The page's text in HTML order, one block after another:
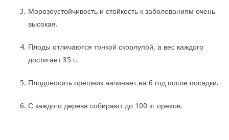
Морозоустойчивость и стойкость к заболеваниям очень
высокая.
Плоды отличаются тонкой скорлупой, а вес каждого
достигает 35 г.
Плодоносить орешник начинает на 6 год после посадки.
С каждого дерева собирают до 100 кг орехов.